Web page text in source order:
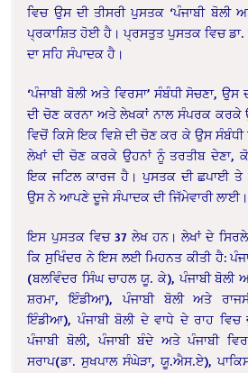
ਵਿਚ ਉਸ ਦੀ ਤੀਸਰੀ ਪੁਸਤਕ ‘ਪੰਜਾਬੀ ਬੋਲੀ
ਪ੍ਰਕਾਸ਼ਿਤ ਹੋਈ ਹੈ। ਪ੍ਰਸਤੁਤ ਪੁਸਤਕ ਵਿਚ
ਦਾ ਸਹਿ ਸੰਪਾਦਕ ਹੈ।
‘ਪੰਜਾਬੀ ਬੋਲੀ ਅਤੇ ਵਿਰਸਾ’ ਸੰਬੰਧੀ ਸੋਚਣਾ, ਉਸ
ਦੀ ਚੋਣ ਕਰਨਾ ਅਤੇ ਲੇਖਕਾਂ ਨਾਲ ਸੰਪਰਕ ਕਰਕੇ
ਵਿਚੋਂ ਕਿਸੇ ਇਕ ਵਿਸ਼ੇ ਦੀ ਚੋਣ ਕਰ ਕੇ ਉਸ
ਲੇਖਾਂ ਦੀ ਚੋਣ ਕਰਕੇ ਉਹਨਾਂ ਨੂੰ ਤਰਤੀਬ ਦੇਣਾ,
ਇਕ ਜਟਿਲ ਕਾਰਜ ਹੈ। ਪੁਸਤਕ ਦੀ ਛਪਾਈ
ਉਸ ਨੇ ਆਪਣੇ ਦੂਜੇ ਸੰਪਾਦਕ ਦੀ ਜਿੱਮੇਵਾਰੀ ਲਾਈ।
ਇਸ ਪੁਸਤਕ ਵਿਚ 37 ਲੇਖ ਹਨ। ਲੇਖਾਂ ਦੇ
ਕਿ ਸੁਖਿੰਦਰ ਨੇ ਇਸ ਲਈ ਮਿਹਨਤ ਕੀਤੀ ਹੈ:
(ਬਲਵਿੰਦਰ ਸਿੰਘ ਚਾਹਲ ਯੂ. ਕੇ), ਪੰਜਾਬੀ ਬੋਲੀ
ਸ਼ਰਮਾ, ਇੰਡੀਆ), ਪੰਜਾਬੀ ਬੋਲੀ ਅਤੇ
ਇੰਡੀਆ), ਪੰਜਾਬੀ ਬੋਲੀ ਦੇ ਵਾਧੇ ਦੇ ਰਾਹ ਵਿਚ
ਪੰਜਾਬੀ ਬੋਲੀ, ਪੰਜਾਬੀ ਬੰਦੇ ਅਤੇ ਪੰਜਾਬੀ
ਸਰਾਪ(ਡਾ. ਸੁਖਪਾਲ ਸੰਘੇੜਾ, ਯੂ.ਐਸ.ਏ),